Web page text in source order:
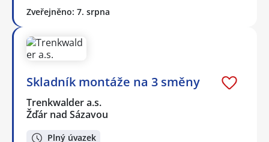
Zveřejněno: 7. srpna
Skladník montáže na 3 směny
Trenkwalder a.s.
Žďár nad Sázavou
Plný úvazek